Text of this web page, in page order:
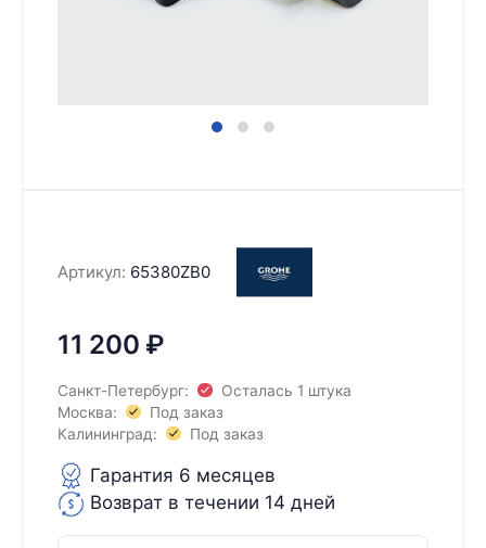
Артикул: 65380ZB0
11 200 ₽
Санкт-Петербург:
Осталась 1 штука
Москва:
Под заказ
Калининград:
Под заказ
Гарантия 6 месяцев
Возврат в течении 14 дней